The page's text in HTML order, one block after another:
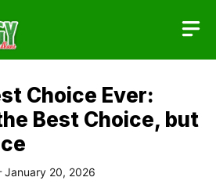
Choice Ever:
Best Choice, but
January 20, 2026